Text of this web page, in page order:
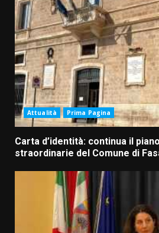
Attualità Prima Pagina
Carta d’identità: continua il
straordinarie del Comune di